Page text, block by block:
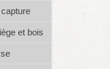
et bois